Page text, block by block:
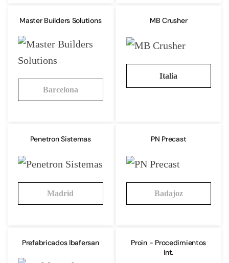
Master Builders Solutions
Barcelona
MB Crusher
Italia
Penetron Sistemas
Madrid
PN Precast
Badajoz
Prefabricados Ibafersan
Proin - Procedimientos
Int.